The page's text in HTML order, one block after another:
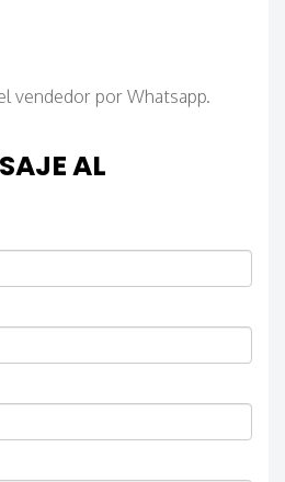
vendedor por Whatsapp.
AL